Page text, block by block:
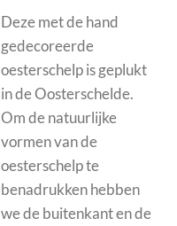
Deze met de hand
gedecoreerde
oesterschelp is geplukt
in de Oosterschelde.
Om de natuurlijke
vormen van de
oesterschelp te
benadrukken hebben
we de buitenkant en de